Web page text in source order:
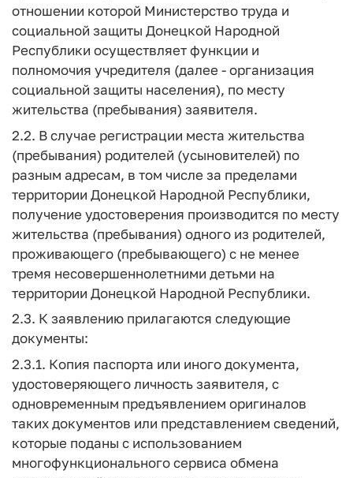
отношении которой Министерство труда и
социальной защиты Донецкой Народной
Республики осуществляет функции и
полномочия учредителя (далее - организация
социальной защиты населения), по месту
жительства (пребывания) заявителя.
2.2. В случае регистрации места жительства
(пребывания) родителей (усыновителей) по
разным адресам, в том числе за пределами
территории Донецкой Народной Республики,
получение удостоверения производится по месту
жительства (пребывания) одного из родителей,
проживающего (пребывающего) с не менее
тремя несовершеннолетними детьми на
территории Донецкой Народной Республики.
2.3. К заявлению прилагаются следующие
документы:
2.3.1. Копия паспорта или иного документа,
удостоверяющего личность заявителя, с
одновременным предъявлением оригиналов
таких документов или представлением сведений,
которые поданы с использованием
многофункционального сервиса обмена